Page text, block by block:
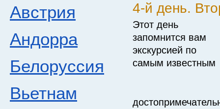
Австрия
Андорра
Белоруссия
Вьетнам
4-й день.
Этот день
запомнится вам
экскурсией по
самым известным